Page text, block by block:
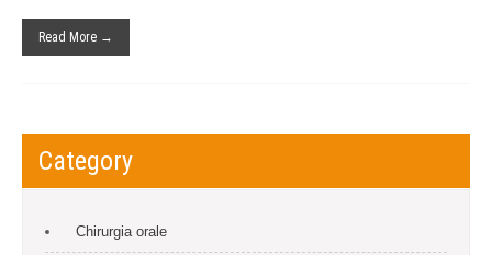
Read More →
Category
Chirurgia orale